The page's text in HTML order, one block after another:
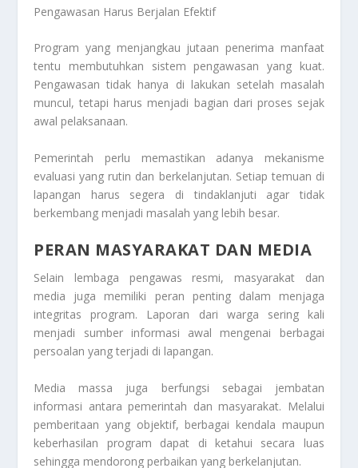
Pengawasan Harus Berjalan Efektif
Program yang menjangkau jutaan penerima manfaat
tentu membutuhkan sistem pengawasan yang kuat.
Pengawasan tidak hanya di lakukan setelah masalah
muncul, tetapi harus menjadi bagian dari proses sejak
awal pelaksanaan.
Pemerintah perlu memastikan adanya mekanisme
evaluasi yang rutin dan berkelanjutan. Setiap temuan di
lapangan harus segera di tindaklanjuti agar tidak
berkembang menjadi masalah yang lebih besar.
PERAN MASYARAKAT DAN MEDIA
Selain lembaga pengawas resmi, masyarakat dan
media juga memiliki peran penting dalam menjaga
integritas program. Laporan dari warga sering kali
menjadi sumber informasi awal mengenai berbagai
persoalan yang terjadi di lapangan.
Media massa juga berfungsi sebagai jembatan
informasi antara pemerintah dan masyarakat. Melalui
pemberitaan yang objektif, berbagai kendala maupun
keberhasilan program dapat di ketahui secara luas
sehingga mendorong perbaikan yang berkelanjutan.